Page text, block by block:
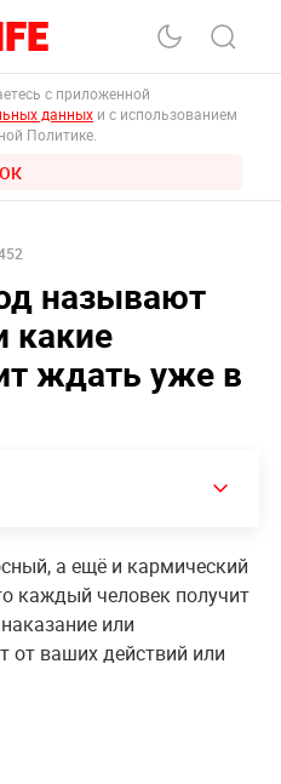
с приложенной
данных и с использованием
Политике.
ОК
называют
какие
ждать уже в
а ещё и кармический
каждый человек получит
или
от ваших действий или